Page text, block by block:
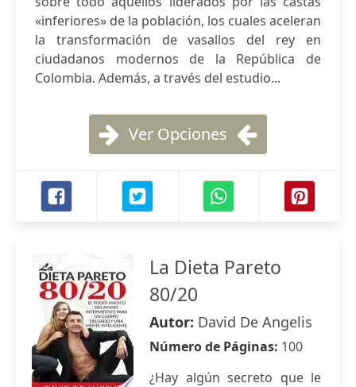
«inferiores» de la población, los cuales aceleran
la transformación de vasallos del rey en
ciudadanos modernos de la República de
Colombia. Además, a través del estudio...
Ver Opciones
La Dieta Pareto
80/20
Autor: David De Angelis
Número de Páginas: 100
¿Hay algún secreto que le